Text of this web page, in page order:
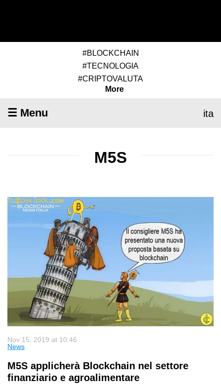
#BLOCKCHAIN
#TECNOLOGIA
#CRIPTOVALUTA
More
☰ Menu ita
M5S
Nov 15, 2019 at 10:46
News
M5S applicherà Blockchain nel settore
finanziario e agroalimentare